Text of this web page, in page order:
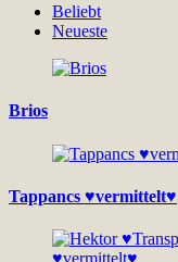
Beliebt
Neueste
Brios
Tappancs ♥vermittelt♥